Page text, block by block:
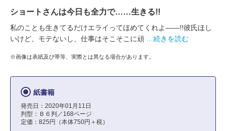
ショートさんは今日も全力で……生きる!!
私のことも生きてるだけエライってほめてくれよ――!!彼氏ほし
いけど、モテないし、仕事はそこそこに頑
…続きを読む
※画像は表紙及び帯等、実際とは異なる場合があります。
紙書籍
発売日：2020年01月11日
判型：Ｂ６判／168ページ
定価：825円（本体750円＋税）